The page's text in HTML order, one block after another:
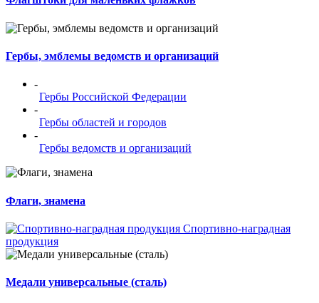
Гербы, эмблемы ведомств и организаций
-
Гербы Российской Федерации
-
Гербы областей и городов
-
Гербы ведомств и организаций
Флаги, знамена
Спортивно-наградная
продукция
Медали универсальные (сталь)